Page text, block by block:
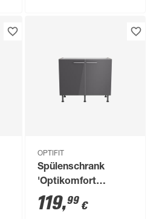
OPTIFIT
Spülenschrank
'Optikomfort
Jonte984'
anthrazit/eichefarben
119,99 €